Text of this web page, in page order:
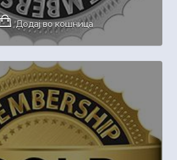
Додај во кошница